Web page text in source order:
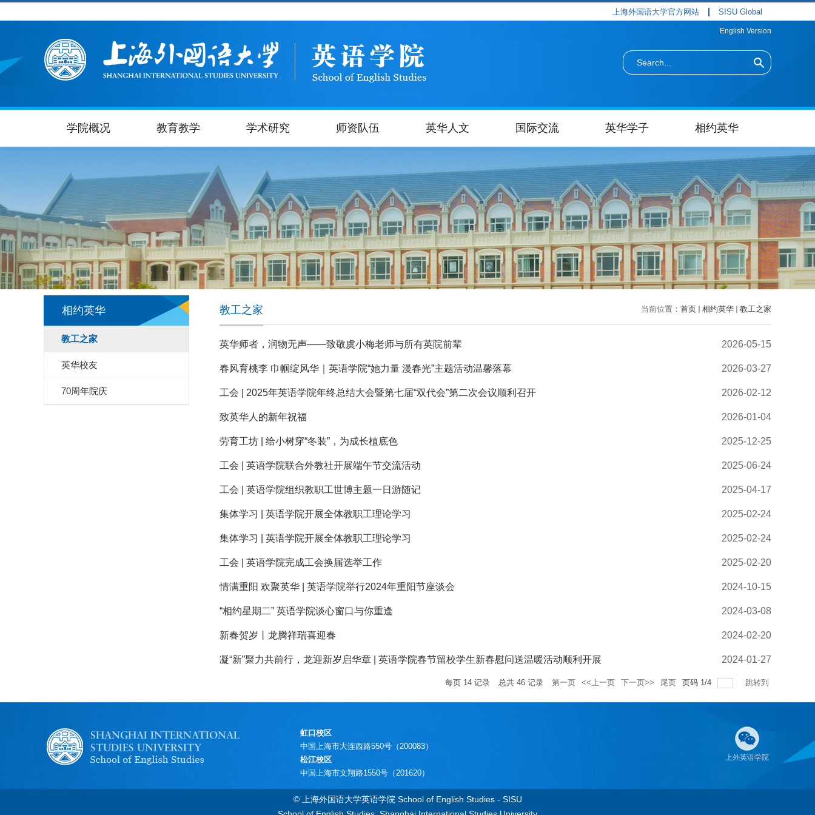
上海外国语大学官方网站 SISU Global
English Version
学院概况 教育教学 学术研究 师资队伍 英华人文 国际交流 英华学子 相约英华
相约英华
教工之家
英华校友
70周年院庆
当前位置： 首页 相约英华 教工之家
教工之家
英华师者，润物无声——致敬虞小梅老师与所有英院前辈 2026-05-15
春风育桃李 巾帼绽风华｜英语学院“她力量 漫春光”主题活动温馨落幕 2026-03-27
工会 | 2025年英语学院年终总结大会暨第七届“双代会”第二次会议顺利召开 2026-02-12
致英华人的新年祝福 2026-01-04
劳育工坊 | 给小树穿“冬装”，为成长植底色 2025-12-25
工会 | 英语学院联合外教社开展端午节交流活动 2025-06-24
工会 | 英语学院组织教职工世博主题一日游随记 2025-04-17
集体学习 | 英语学院开展全体教职工理论学习 2025-02-24
集体学习 | 英语学院开展全体教职工理论学习 2025-02-24
工会 | 英语学院完成工会换届选举工作 2025-02-20
情满重阳 欢聚英华 | 英语学院举行2024年重阳节座谈会 2024-10-15
“相约星期二” 英语学院谈心窗口与你重逢 2024-03-08
新春贺岁丨龙腾祥瑞喜迎春 2024-02-20
凝“新”聚力共前行，龙迎新岁启华章 | 英语学院春节留校学生新春慰问送温暖活动顺利开展 2024-01-27
每页 14 记录 总共 46 记录 第一页 <<上一页 下一页>> 尾页 页码 1/4 跳转到
虹口校区
中国上海市大连西路550号（200083）
松江校区
中国上海市文翔路1550号（201620）
上外英语学院
© 上海外国语大学英语学院 School of English Studies - SISU